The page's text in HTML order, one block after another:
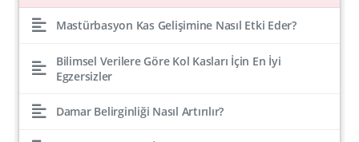
Mastürbasyon Kas Gelişimine Nasıl Etki Eder?
Bilimsel Verilere Göre Kol Kasları İçin En İyi
Egzersizler
Damar Belirginliği Nasıl Artırılır?